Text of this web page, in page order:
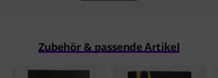
Zubehör & passende Artikel